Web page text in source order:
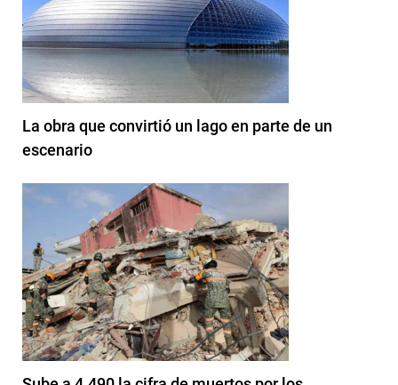
La obra que convirtió un lago en parte de un
escenario